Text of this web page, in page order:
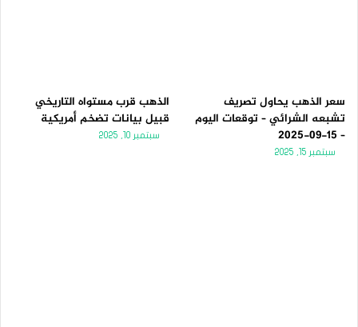
سعر الذهب يحاول تصريف
تشبعه الشرائي – توقعات اليوم
– 15-09-2025
سبتمبر 15, 2025
الذهب قرب مستواه التاريخي
قبيل بيانات تضخم أمريكية
سبتمبر 10, 2025